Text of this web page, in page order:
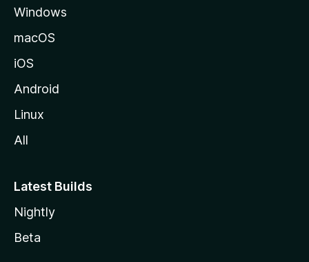
lWindows
macOS
iOS
Android
Linux
All
Latest Builds
Nightly
Beta